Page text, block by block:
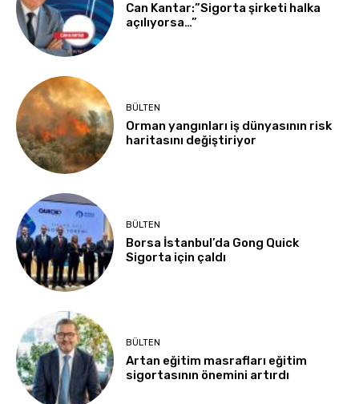
Can Kantar:”Sigorta şirketi halka
açılıyorsa…”
BÜLTEN
Orman yangınları iş dünyasının risk
haritasını değiştiriyor
BÜLTEN
Borsa İstanbul’da Gong Quick
Sigorta için çaldı
BÜLTEN
Artan eğitim masrafları eğitim
sigortasının önemini artırdı